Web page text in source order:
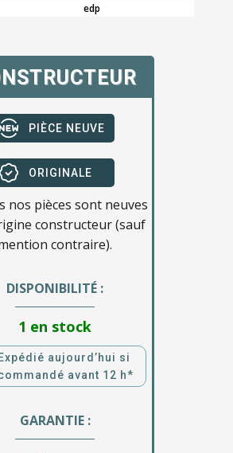
edp
PIÈCE NEUVE
ORIGINALE
nos pièces sont neuves
constructeur (sauf
contraire).
DISPONIBILITÉ :
1 en stock
aujourd’hui si
avant 12 h*
GARANTIE :